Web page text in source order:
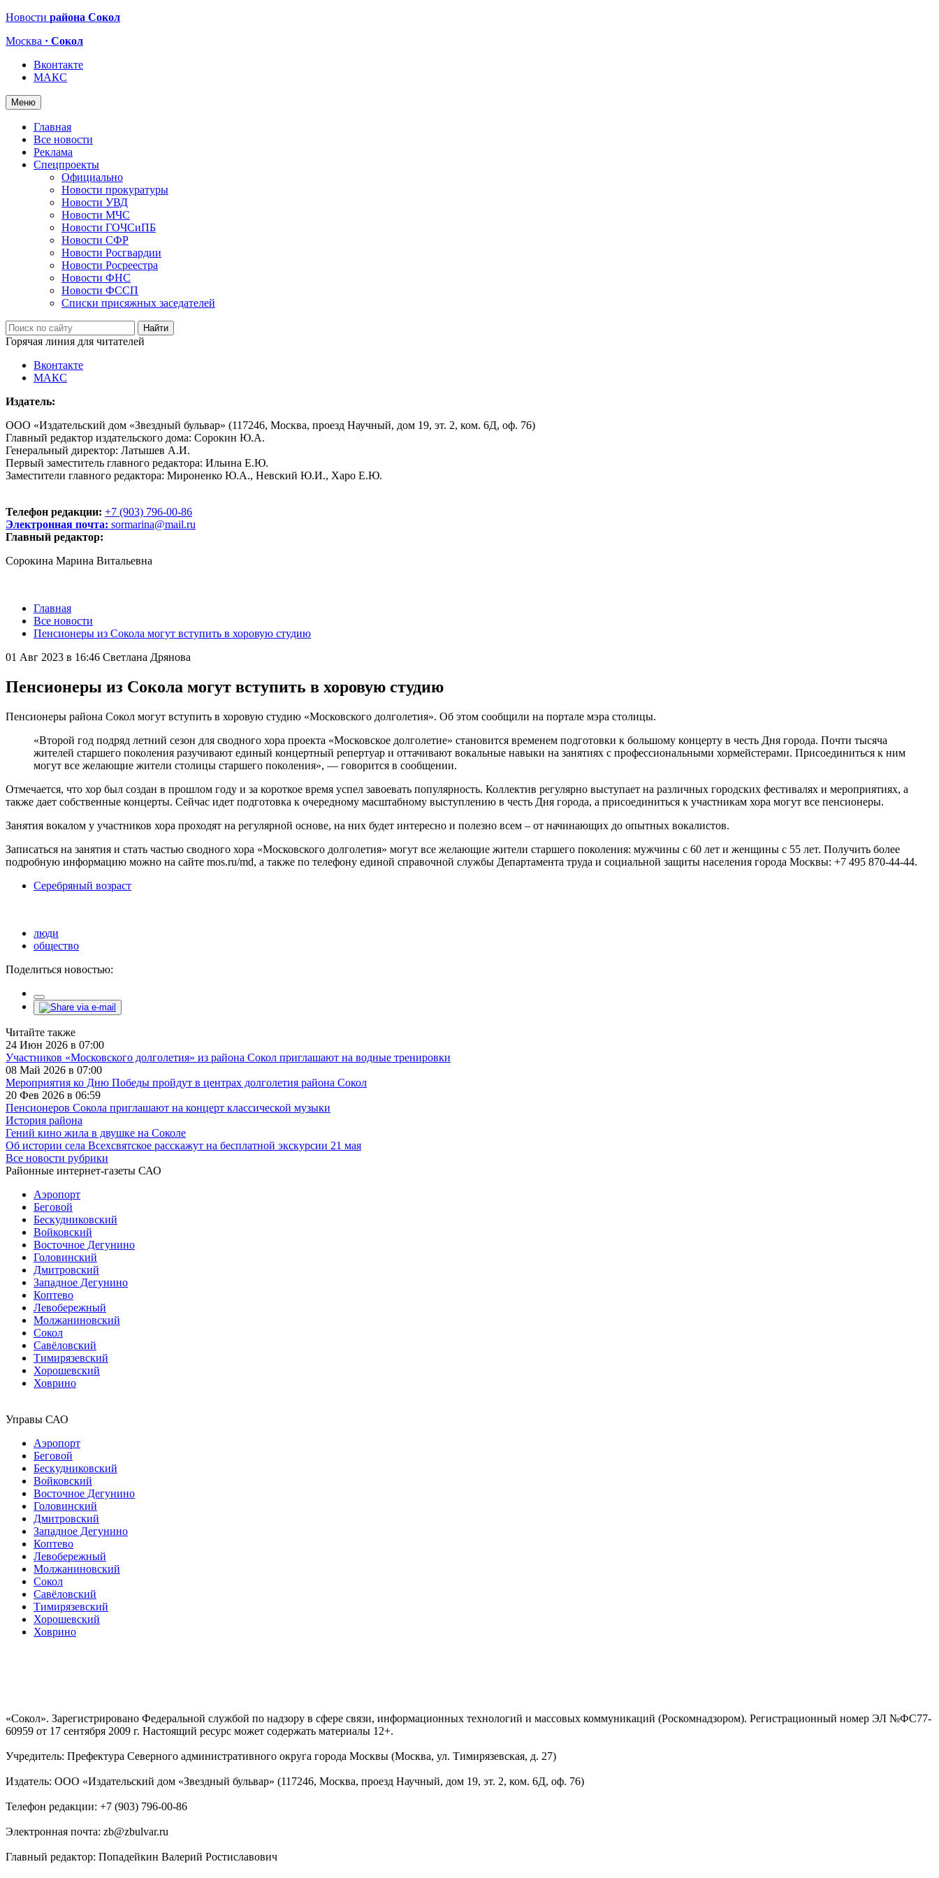
Новости района Сокол
Москва · Сокол
Вконтакте
МАКС
Меню
Главная
Все новости
Реклама
Спецпроекты
Официально
Новости прокуратуры
Новости УВД
Новости МЧС
Новости ГОЧСиПБ
Новости СФР
Новости Росгвардии
Новости Росреестра
Новости ФНС
Новости ФССП
Списки присяжных заседателей
Горячая линия для читателей
Вконтакте
МАКС
Издатель:
ООО «Издательский дом «Звездный бульвар» (117246, Москва, проезд Научный, дом 19, эт. 2, ком. 6Д, оф. 76)
Главный редактор издательского дома: Сорокин Ю.А.
Генеральный директор: Латышев А.И.
Первый заместитель главного редактора: Ильина Е.Ю.
Заместители главного редактора: Мироненко Ю.А., Невский Ю.И., Харо Е.Ю.
Телефон редакции: +7 (903) 796-00-86
Электронная почта: sormarina@mail.ru
Главный редактор:
Сорокина Марина Витальевна
Главная
Все новости
Пенсионеры из Сокола могут вступить в хоровую студию
01 Авг 2023 в 16:46 Светлана Дрянова
Пенсионеры из Сокола могут вступить в хоровую студию
Пенсионеры района Сокол могут вступить в хоровую студию «Московского долголетия». Об этом сообщили на портале мэра столицы.
«Второй год подряд летний сезон для сводного хора проекта «Московское долголетие» становится временем подготовки к большому концерту в честь Дня города. Почти тысяча
жителей старшего поколения разучивают единый концертный репертуар и оттачивают вокальные навыки на занятиях с профессиональными хормейстерами. Присоединиться к ним
могут все желающие жители столицы старшего поколения», — говорится в сообщении.
Отмечается, что хор был создан в прошлом году и за короткое время успел завоевать популярность. Коллектив регулярно выступает на различных городских фестивалях и мероприятиях, а
также дает собственные концерты. Сейчас идет подготовка к очередному масштабному выступлению в честь Дня города, а присоединиться к участникам хора могут все пенсионеры.
Занятия вокалом у участников хора проходят на регулярной основе, на них будет интересно и полезно всем – от начинающих до опытных вокалистов.
Записаться на занятия и стать частью сводного хора «Московского долголетия» могут все желающие жители старшего поколения: мужчины с 60 лет и женщины с 55 лет. Получить более
подробную информацию можно на сайте mos.ru/md, а также по телефону единой справочной службы Департамента труда и социальной защиты населения города Москвы: +7 495 870-44-44.
Серебряный возраст
люди
общество
Поделиться новостью:
Читайте также
24 Июн 2026 в 07:00
Участников «Московского долголетия» из района Сокол приглашают на водные тренировки
08 Май 2026 в 07:00
Мероприятия ко Дню Победы пройдут в центрах долголетия района Сокол
20 Фев 2026 в 06:59
Пенсионеров Сокола приглашают на концерт классической музыки
История района
Гений кино жила в двушке на Соколе
Об истории села Всехсвятское расскажут на бесплатной экскурсии 21 мая
Все новости рубрики
Районные интернет-газеты САО
Аэропорт
Беговой
Бескудниковский
Войковский
Восточное Дегунино
Головинский
Дмитровский
Западное Дегунино
Коптево
Левобережный
Молжаниновский
Сокол
Савёловский
Тимирязевский
Хорошевский
Ховрино
Управы САО
Аэропорт
Беговой
Бескудниковский
Войковский
Восточное Дегунино
Головинский
Дмитровский
Западное Дегунино
Коптево
Левобережный
Молжаниновский
Сокол
Савёловский
Тимирязевский
Хорошевский
Ховрино
«Сокол». Зарегистрировано Федеральной службой по надзору в сфере связи, информационных технологий и массовых коммуникаций (Роскомнадзором). Регистрационный номер ЭЛ №ФС77-
60959 от 17 сентября 2009 г. Настоящий ресурс может содержать материалы 12+.
Учредитель: Префектура Северного административного округа города Москвы (Москва, ул. Тимирязевская, д. 27)
Издатель: ООО «Издательский дом «Звездный бульвар» (117246, Москва, проезд Научный, дом 19, эт. 2, ком. 6Д, оф. 76)
Телефон редакции: +7 (903) 796-00-86
Электронная почта: zb@zbulvar.ru
Главный редактор: Попадейкин Валерий Ростиславович